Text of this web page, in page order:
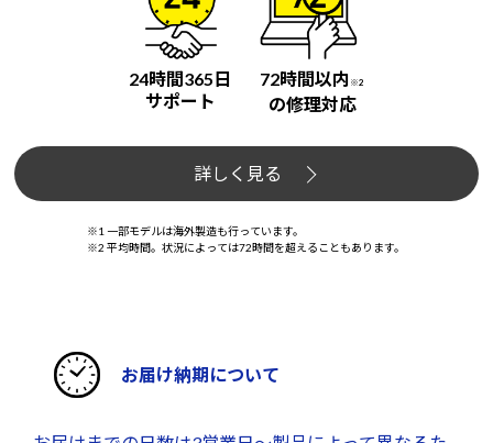
24時間365日
サポート
72時間以内 ※2
の修理対応
詳しく見る
※1 一部モデルは海外製造も行っています。
※2 平均時間。状況によっては72時間を超えることもあります。
お届け納期について